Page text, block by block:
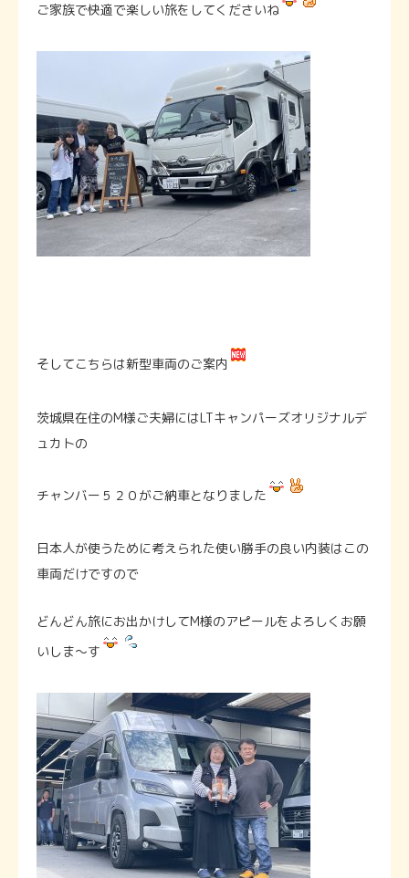
ご家族で快適で楽しい旅をしてくださいね
そしてこちらは新型車両のご案内
茨城県在住のM様ご夫婦にはLTキャンパーズオリジナルデ
ュカトの
チャンバー５２０がご納車となりました
日本人が使うために考えられた使い勝手の良い内装はこの
車両だけですので
どんどん旅にお出かけしてM様のアピールをよろしくお願
いしま〜す